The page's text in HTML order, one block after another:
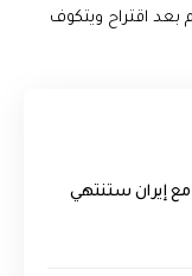
بعد اقتراح ويتكوف
مع إيران ستنتهي